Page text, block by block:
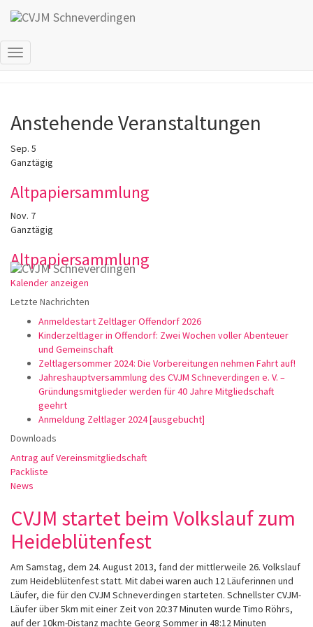
Navigation
Anstehende Veranstaltungen
Sep. 5
Ganztägig
Altpapiersammlung
Nov. 7
Ganztägig
Altpapiersammlung
Kalender anzeigen
Letzte Nachrichten
Anmeldestart Zeltlager Offendorf 2026
Kinderzeltlager in Offendorf: Zwei Wochen voller Abenteuer
und Gemeinschaft
Zeltlagersommer 2024: Die Vorbereitungen nehmen Fahrt auf!
Jahreshauptversammlung des CVJM Schneverdingen e. V. –
Gründungsmitglieder werden für 40 Jahre Mitgliedschaft
geehrt
Anmeldung Zeltlager 2024 [ausgebucht]
Downloads
Antrag auf Vereinsmitgliedschaft
Packliste
News
CVJM startet beim Volkslauf zum
Heideblütenfest
Am Samstag, dem 24. August 2013, fand der mittlerweile 26. Volkslauf
zum Heideblütenfest statt. Mit dabei waren auch 12 Läuferinnen und
Läufer, die für den CVJM Schneverdingen starteten. Schnellster CVJM-
Läufer über 5km mit einer Zeit von 20:37 Minuten wurde Timo Röhrs,
auf der 10km-Distanz machte Georg Sommer in 48:12 Minuten